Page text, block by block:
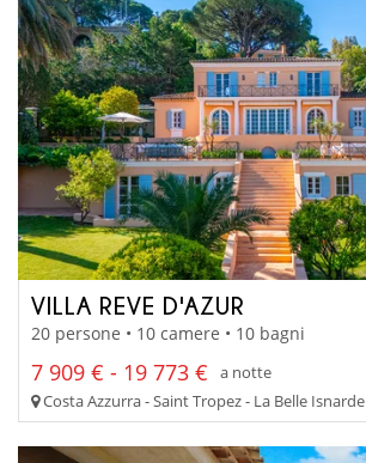
VILLA REVE D'AZUR
20 persone • 10 camere • 10 bagni
7 909 € - 19 773 €
a notte
Costa Azzurra - Saint Tropez - La Belle Isnarde